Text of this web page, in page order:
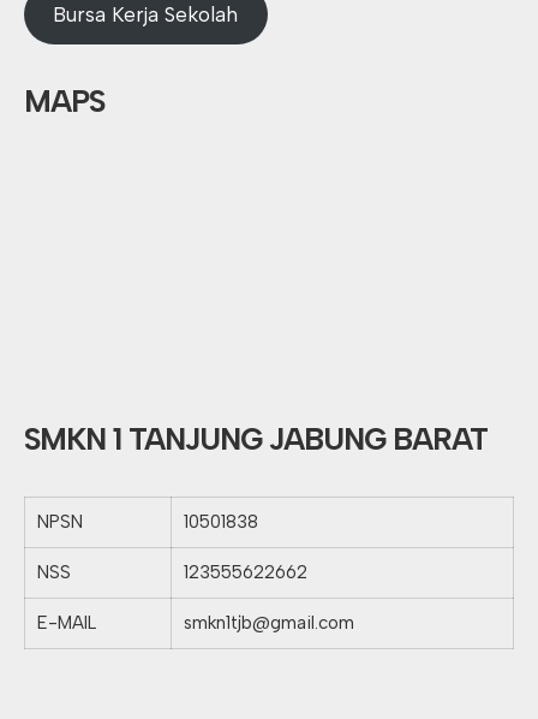
Bursa Kerja Sekolah
MAPS
SMKN 1 TANJUNG JABUNG BARAT
NPSN 10501838
NSS 123555622662
E-MAIL smkn1tjb@gmail.com